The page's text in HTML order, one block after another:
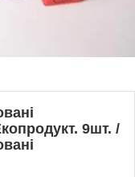
9шт. /